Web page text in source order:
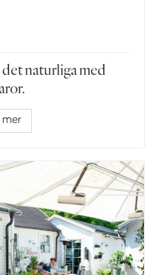
naturliga med
mer